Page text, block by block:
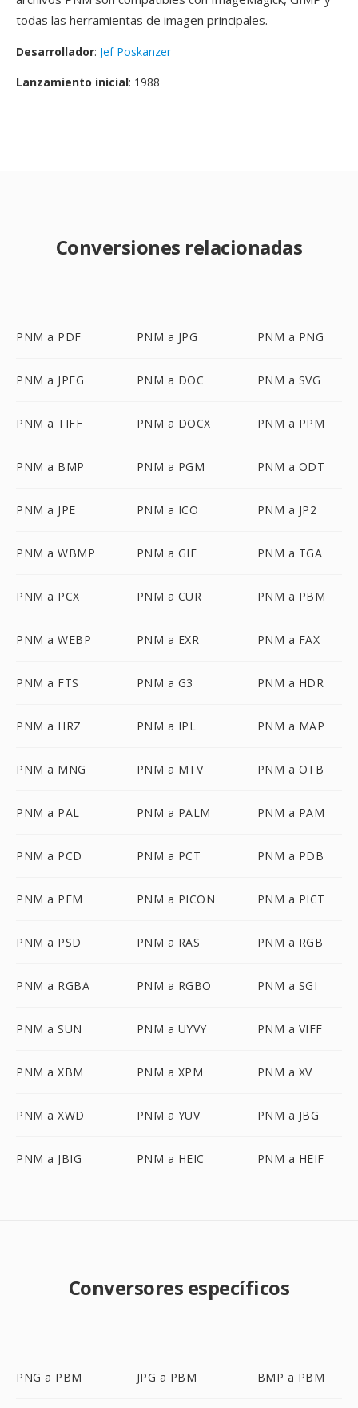
todas las herramientas de imagen principales.
Desarrollador: Jef Poskanzer
Lanzamiento inicial: 1988
Conversiones relacionadas
PNM a PDF PNM a JPG PNM a PNG
PNM a JPEG PNM a DOC PNM a SVG
PNM a TIFF PNM a DOCX PNM a PPM
PNM a BMP PNM a PGM PNM a ODT
PNM a JPE PNM a ICO PNM a JP2
PNM a WBMP PNM a GIF PNM a TGA
PNM a PCX PNM a CUR PNM a PBM
PNM a WEBP PNM a EXR PNM a FAX
PNM a FTS PNM a G3 PNM a HDR
PNM a HRZ PNM a IPL PNM a MAP
PNM a MNG PNM a MTV PNM a OTB
PNM a PAL PNM a PALM PNM a PAM
PNM a PCD PNM a PCT PNM a PDB
PNM a PFM PNM a PICON PNM a PICT
PNM a PSD PNM a RAS PNM a RGB
PNM a RGBA PNM a RGBO PNM a SGI
PNM a SUN PNM a UYVY PNM a VIFF
PNM a XBM PNM a XPM PNM a XV
PNM a XWD PNM a YUV PNM a JBG
PNM a JBIG PNM a HEIC PNM a HEIF
Conversores específicos
PNG a PBM JPG a PBM BMP a PBM